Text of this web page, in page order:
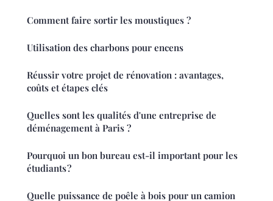
Comment faire sortir les moustiques ?
Utilisation des charbons pour encens
Réussir votre projet de rénovation : avantages,
coûts et étapes clés
Quelles sont les qualités d'une entreprise de
déménagement à Paris ?
Pourquoi un bon bureau est-il important pour les
étudiants ?
Quelle puissance de poêle à bois pour un camion